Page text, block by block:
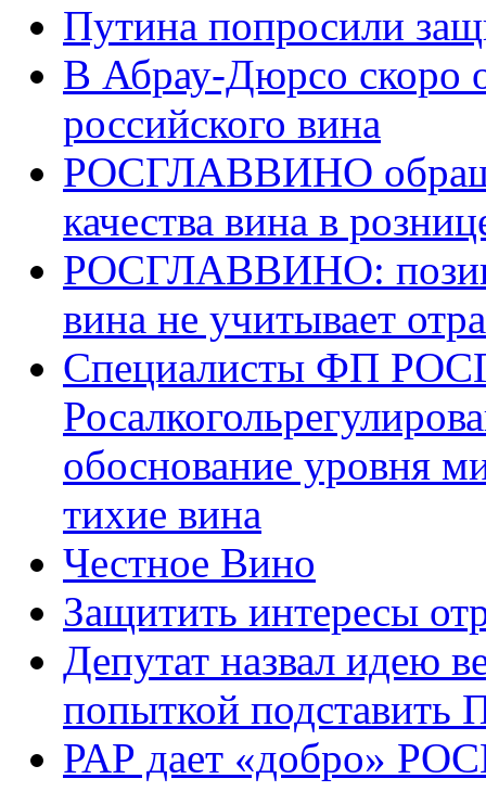
Путина попросили
В Абрау-Дюрсо скоро
российского вина
РОСГЛАВВИНО
качества вина в
РОСГЛАВВИНО:
вина не учитывает
Специалисты ФП
обоснование уровня
тихие вина
Честное Вино
Защитить интересы
Депутат назвал идею
попыткой подставить
РАР дает «добро»